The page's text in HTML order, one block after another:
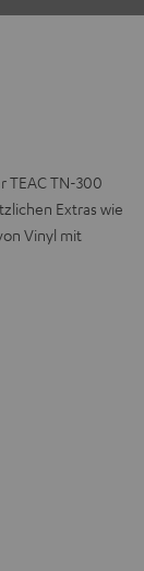
TEAC TN-300
Extras wie
Vinyl mit